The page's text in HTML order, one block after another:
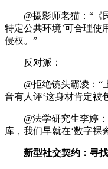
@摄影师老猫：“《
特定公共环境’可合理使
侵权。”
反对派：
@拒绝镜头霸凌：“
音有人评‘这身材肯定被
@法学研究生李婷
库，我们早就在‘数字裸
新型社交契约：寻